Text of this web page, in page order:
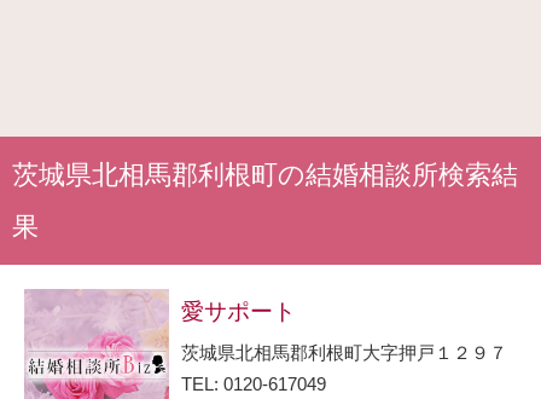
茨城県北相馬郡利根町の結婚相談所検索結
果
愛サポート
茨城県北相馬郡利根町大字押戸１２９７
TEL: 0120-617049